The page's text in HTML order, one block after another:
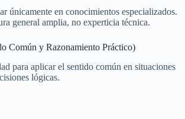
únicamente en conocimientos especializados.
general amplia, no experticia técnica.
Común y Razonamiento Práctico)
para aplicar el sentido común en situaciones
lógicas.